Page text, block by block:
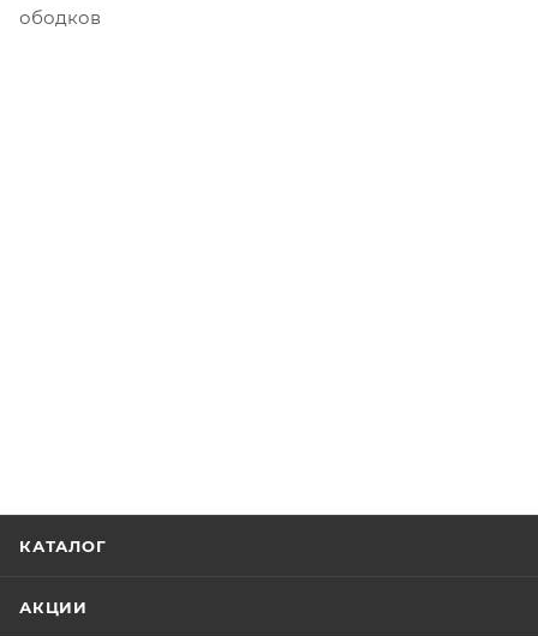
ободков
КАТАЛОГ
АКЦИИ